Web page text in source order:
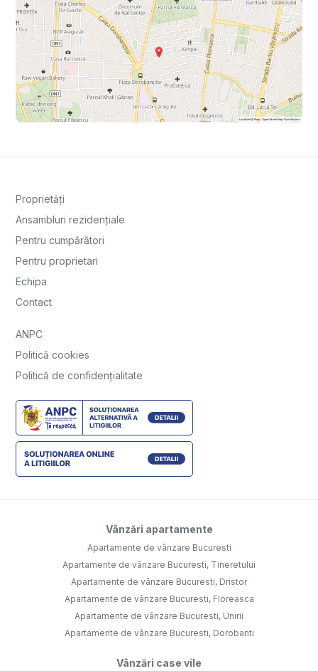
Proprietăți
Ansambluri rezidențiale
Pentru cumpărători
Pentru proprietari
Echipa
Contact
ANPC
Politică cookies
Politică de confidențialitate
Vânzări apartamente
Apartamente de vânzare Bucuresti
Apartamente de vânzare Bucuresti, Tineretului
Apartamente de vânzare Bucuresti, Dristor
Apartamente de vânzare Bucuresti, Floreasca
Apartamente de vânzare Bucuresti, Unirii
Apartamente de vânzare Bucuresti, Dorobanti
Vânzări case vile